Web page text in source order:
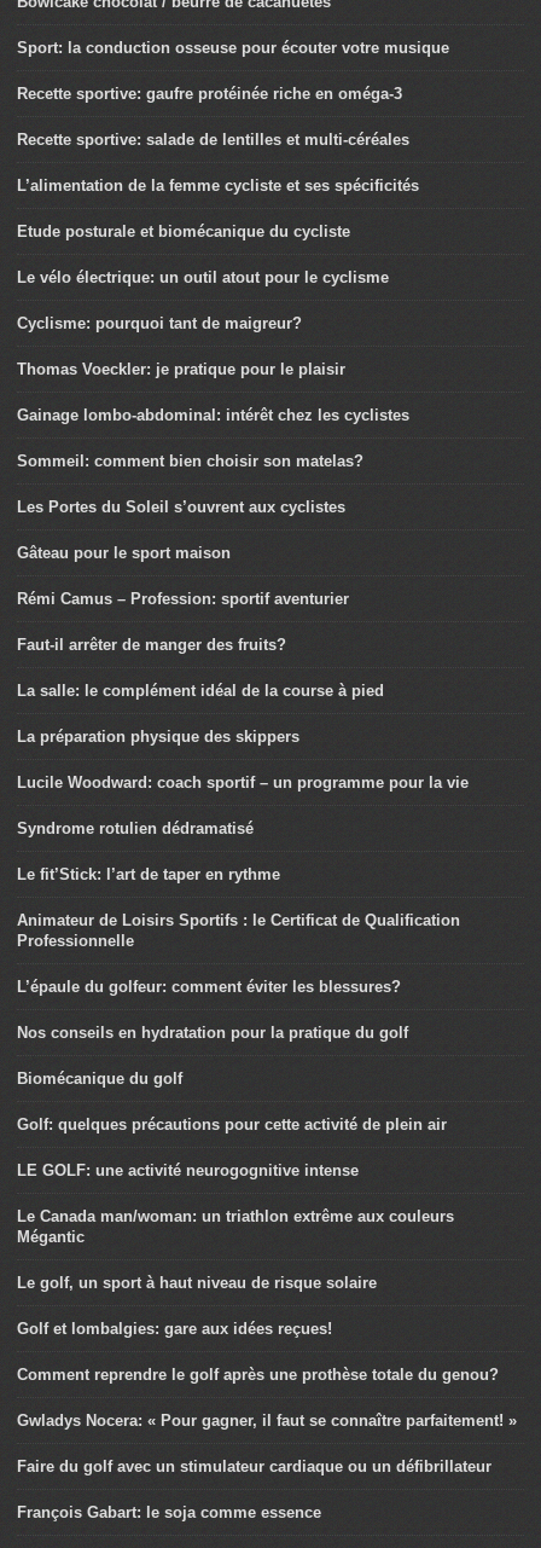
Sport: la conduction osseuse pour écouter votre musique
Recette sportive: gaufre protéinée riche en oméga-3
Recette sportive: salade de lentilles et multi-céréales
L’alimentation de la femme cycliste et ses spécificités
Etude posturale et biomécanique du cycliste
Le vélo électrique: un outil atout pour le cyclisme
Cyclisme: pourquoi tant de maigreur?
Thomas Voeckler: je pratique pour le plaisir
Gainage lombo-abdominal: intérêt chez les cyclistes
Sommeil: comment bien choisir son matelas?
Les Portes du Soleil s’ouvrent aux cyclistes
Gâteau pour le sport maison
Rémi Camus – Profession: sportif aventurier
Faut-il arrêter de manger des fruits?
La salle: le complément idéal de la course à pied
La préparation physique des skippers
Lucile Woodward: coach sportif – un programme pour la vie
Syndrome rotulien dédramatisé
Le fit’Stick: l’art de taper en rythme
Animateur de Loisirs Sportifs : le Certificat de Qualification
Professionnelle
L’épaule du golfeur: comment éviter les blessures?
Nos conseils en hydratation pour la pratique du golf
Biomécanique du golf
Golf: quelques précautions pour cette activité de plein air
LE GOLF: une activité neurogognitive intense
Le Canada man/woman: un triathlon extrême aux couleurs
Mégantic
Le golf, un sport à haut niveau de risque solaire
Golf et lombalgies: gare aux idées reçues!
Comment reprendre le golf après une prothèse totale du genou?
Gwladys Nocera: « Pour gagner, il faut se connaître parfaitement! »
Faire du golf avec un stimulateur cardiaque ou un défibrillateur
François Gabart: le soja comme essence